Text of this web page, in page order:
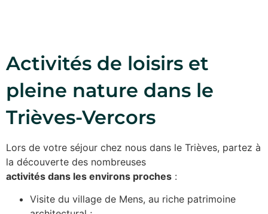
Activités de loisirs et
pleine nature dans le
Trièves-Vercors
Lors de votre séjour chez nous dans le Trièves, partez à
la découverte des nombreuses
activités dans les environs proches :
Visite du village de Mens, au riche patrimoine